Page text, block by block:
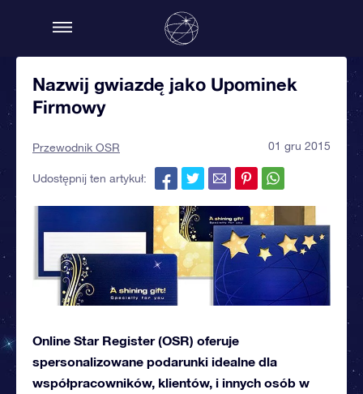
Nazwij gwiazdę jako Upominek
Firmowy
Przewodnik OSR 01 gru 2015
Udostępnij ten artykuł:
Online Star Register (OSR) oferuje
spersonalizowane podarunki idealne dla
współpracowników, klientów, i innych osób w